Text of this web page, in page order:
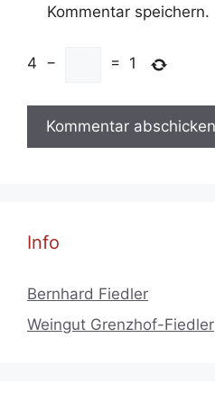
Kommentar speichern.
4 − = 1
Info
Bernhard Fiedler
Weingut Grenzhof-Fiedler